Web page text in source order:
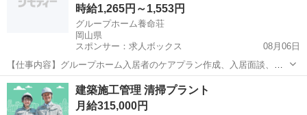
時給1,265円～1,553円
グループホーム養命荘
岡山県
スポンサー：求人ボックス
08月06日
【仕事内容】グループホーム入居者のケアプラン作成、入居面談、事
務処理等 介護職/ヘルパー業務兼務 その他、法人が指示した業務 業務
の変更範囲:事業所の定める業務 雇用期間の定め:あり1年 契約更新の
可能性:あり(条件付きで更新あり...
アルバイト・パート
建築施工管理 清掃プラント
月給315,000円